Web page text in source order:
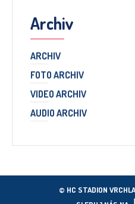
Archiv
ARCHIV
FOTO ARCHIV
VIDEO ARCHIV
AUDIO ARCHIV
© HC STADION